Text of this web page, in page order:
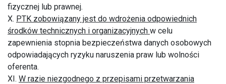
fizycznej lub prawnej.
X. PTK zobowiązany jest do wdrożenia odpowiednich
środków technicznych i organizacyjnych w celu
zapewnienia stopnia bezpieczeństwa danych osobowych
odpowiadających ryzyku naruszenia praw lub wolności
oferenta.
XI. W razie niezgodnego z przepisami przetwarzania